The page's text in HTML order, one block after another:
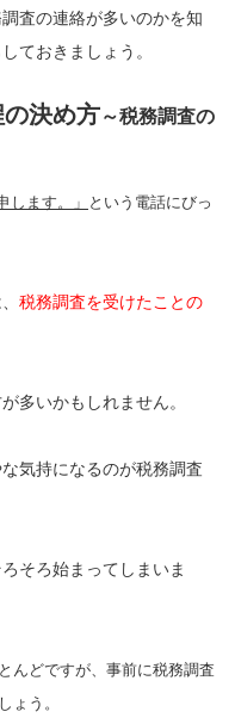
査の連絡が多いのかを知
ておきましょう。
決め方～税務調査の
ます。」 という電話にびっ
税務調査を受けたことの
多いかもしれません。
気持になるのが税務調査
そろ始まってしまいま
んどですが、事前に税務調査
ょう。